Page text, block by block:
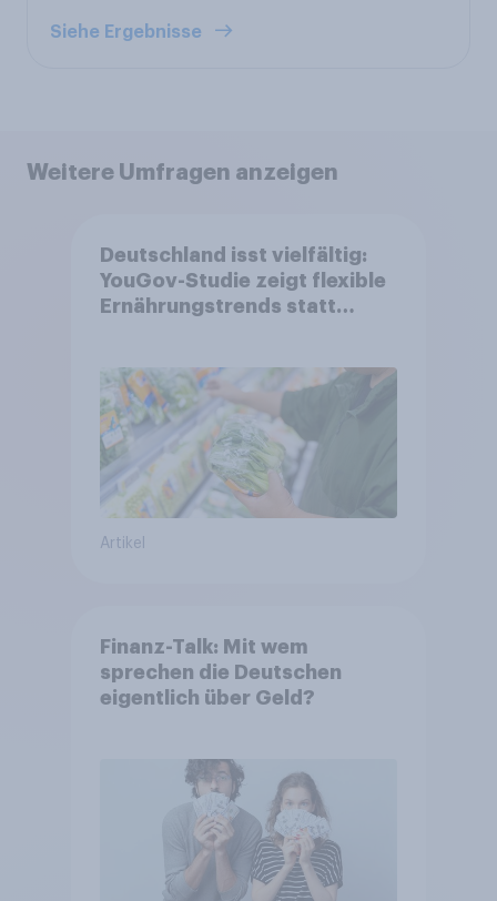
Siehe Ergebnisse
Weitere Umfragen anzeigen
Deutschland isst vielfältig:
YouGov-Studie zeigt flexible
Ernährungstrends statt
Artikel
Finanz-Talk: Mit wem
sprechen die Deutschen
eigentlich über Geld?